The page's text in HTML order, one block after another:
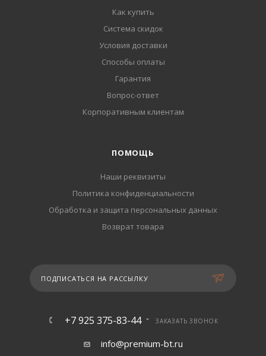
Как купить
Система скидок
Условия доставки
Способы оплаты
Гарантия
Вопрос-ответ
Корпоративным клиентам
ПОМОЩЬ
Наши реквизиты
Политика конфиденциальности
Обработка и защита персональных данных
Возврат товара
ПОДПИСАТЬСЯ НА РАССЫЛКУ
+7 925 375-83-44 ЗАКАЗАТЬ ЗВОНОК
info@premium-bt.ru